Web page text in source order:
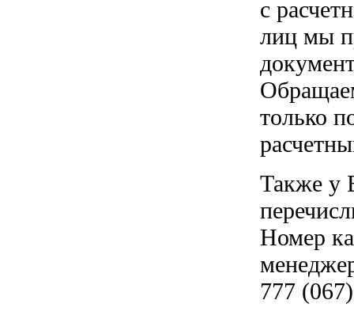
с
лиц мы
только
Также у
Номер
777